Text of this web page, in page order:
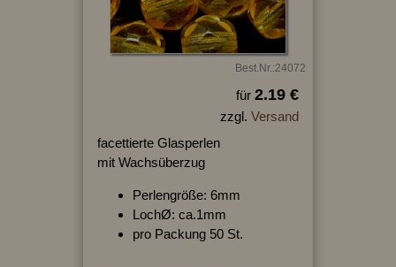
Best.Nr.:24072
für 2.19 €
zzgl. Versand
facettierte Glasperlen
mit Wachsüberzug
Perlengröße: 6mm
LochØ: ca.1mm
pro Packung 50 St.